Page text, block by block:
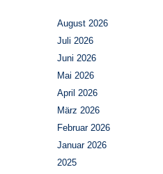
August 2026
Juli 2026
Juni 2026
Mai 2026
April 2026
März 2026
Februar 2026
Januar 2026
2025